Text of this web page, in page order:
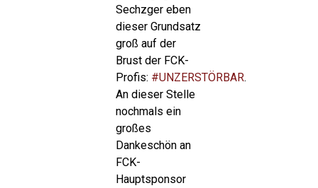
Sechzger eben
dieser Grundsatz
groß auf der
Brust der FCK-
Profis: #UNZERSTÖRBAR.
An dieser Stelle
nochmals ein
großes
Dankeschön an
FCK-
Hauptsponsor